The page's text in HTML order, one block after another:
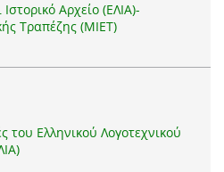
Αρχείο (ΕΛΙΑ)-
Τραπέζης (ΜΙΕΤ)
του Ελληνικού Λογοτεχνικού